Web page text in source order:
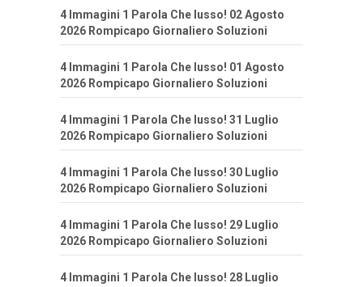
4 Immagini 1 Parola Che lusso! 02 Agosto
2026 Rompicapo Giornaliero Soluzioni
4 Immagini 1 Parola Che lusso! 01 Agosto
2026 Rompicapo Giornaliero Soluzioni
4 Immagini 1 Parola Che lusso! 31 Luglio
2026 Rompicapo Giornaliero Soluzioni
4 Immagini 1 Parola Che lusso! 30 Luglio
2026 Rompicapo Giornaliero Soluzioni
4 Immagini 1 Parola Che lusso! 29 Luglio
2026 Rompicapo Giornaliero Soluzioni
4 Immagini 1 Parola Che lusso! 28 Luglio